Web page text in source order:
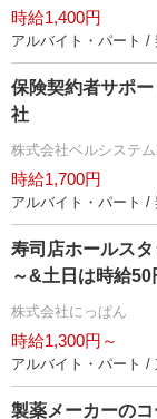
時給1,400円
アルバイト・パート /
保険契約者サポ
社
株式会社ベルシステ
時給1,700円
アルバイト・パート /
寿司店ホールス
～&土日は時給50
株式会社にっぱん
時給1,300円～
アルバイト・パート /
製薬メーカーの